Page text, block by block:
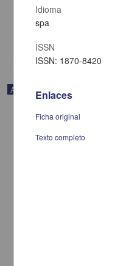
2015-03-01
Artes y Humanidades
Artículo
Idioma
spa
ISSN
ISSN: 1870-8420
Enlaces
Ficha original
Texto completo